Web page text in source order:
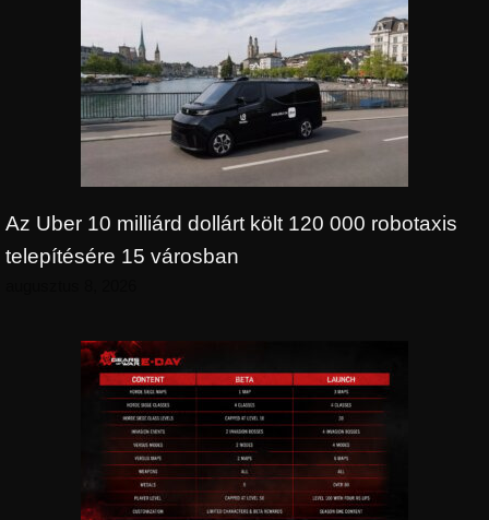
Az Uber 10 milliárd dollárt költ 120 000 robotaxis
telepítésére 15 városban